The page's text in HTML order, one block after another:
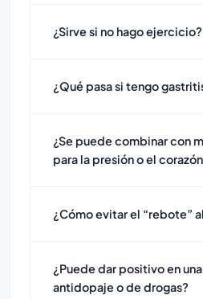
¿Sirve si no hago ejercicio?
¿Qué pasa si tengo
¿Se puede combinar con
para la presión o el
¿Cómo evitar el “rebote”
¿Puede dar positivo en
antidopaje o de drogas?